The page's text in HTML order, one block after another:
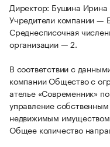
Директор: Бушина Ирина
Учредители компании —
Среднесписочная
организации — 2.
В соответствии с
компании Общество с
ателье «Современник»
управление
недвижимым
Общее количество